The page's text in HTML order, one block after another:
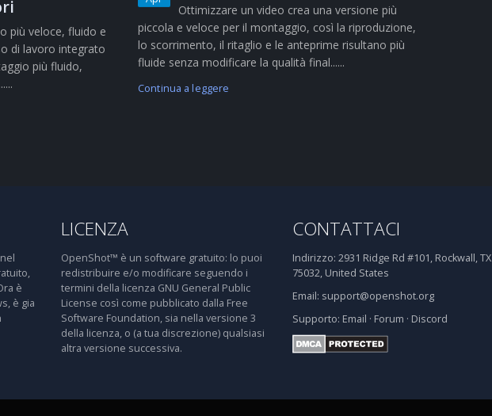
più veloce, fluido e
di lavoro integrato
più fluido,
Ottimizzare un video crea una versione più
piccola e veloce per il montaggio, così la riproduzione,
lo scorrimento, il ritaglio e le anteprime risultano più
fluide senza modificare la qualità final......
Continua a leggere
è
è gia
LICENZA
OpenShot™ è un software gratuito: lo puoi
redistribuire e/o modificare seguendo i
termini della licenza GNU General Public
License così come pubblicato dalla Free
Software Foundation, sia nella versione 3
della licenza, o (a tua discrezione) qualsiasi
altra versione successiva.
CONTATTACI
Indirizzo: 2931 Ridge Rd #101, Rockwall, TX
75032, United States
Email: support@openshot.org
Supporto: Email · Forum · Discord